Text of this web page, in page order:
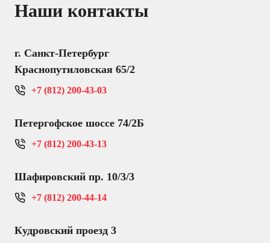
Наши контакты
г. Санкт-Петербург
Краснопутиловская 65/2
+7 (812) 200-43-03
Петергофское шоссе 74/2Б
+7 (812) 200-43-13
Шафировский пр. 10/3/3
+7 (812) 200-44-14
Кудровский проезд 3